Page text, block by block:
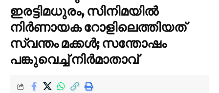
ഇരട്ടിമധുരം, സിനിമയിൽ
നിർണായക റോളിലെത്തിയത്
സ്വന്തം മക്കൾ; സന്തോഷം
പങ്കുവെച്ച് നിർമാതാവ്